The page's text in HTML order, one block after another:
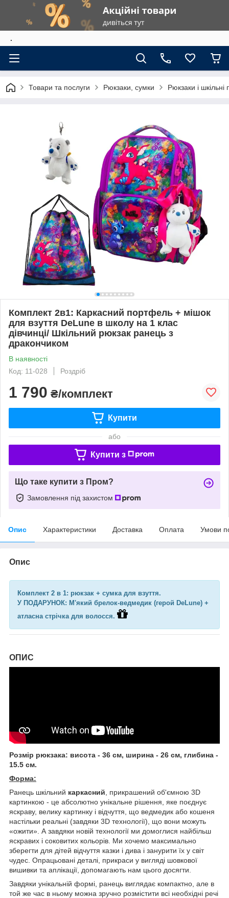
.
Товари та послуги Рюкзаки, сумки Рюкзаки і шкільні
Комплект 2в1: Каркасний портфель + мішок
для взуття DeLune в школу на 1 клас
дівчинці/ Шкільний рюкзак ранець з
дракончиком
В наявності
Код: 11-028
Роздріб
1 790 ₴/комплект
Купити
або
Купити з
Що таке купити з Пром?
Замовлення під захистом
Опис Характеристики Доставка Оплата Умови
Опис
Комплект 2 в 1: рюкзак + сумка для взуття.
У ПОДАРУНОК: М'який брелок-ведмедик (герой DeLune) +
атласна стрічка для волосся.
ОПИС
Розмір рюкзака: висота - 36 см, ширина - 26 см, глибина -
15.5 см.
Форма:
Ранець шкільний каркасний , прикрашений об'ємною 3D
картинкою - це абсолютно унікальне рішення, яке поєднує
яскраву, велику картинку і відчуття, що ведмедик або кошеня
настільки реальні (завдяки 3D технології), що вони можуть
«ожити». А завдяки новій технології ми домоглися найбільш
яскравих і соковитих кольорів. Ми хочемо максимально
зберегти для дітей відчуття казки і дива і занурити їх у світ
чудес. Опрацьовані деталі, прикраси у вигляді шовкової
вишивки та аплікації, допомагають нам цього досягти.
Завдяки унікальній формі, ранець виглядає компактно, але в
той же час в ньому можна зручно розмістити всі необхідні речі